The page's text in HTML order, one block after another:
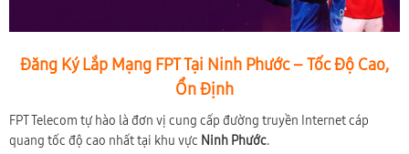
Đăng Ký Lắp Mạng FPT Tại Ninh Phước – Tốc Độ Cao,
Ổn Định
FPT Telecom tự hào là đơn vị cung cấp đường truyền Internet cáp
quang tốc độ cao nhất tại khu vực Ninh Phước.